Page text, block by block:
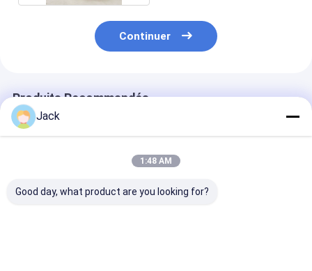
Continuer
Produits Recommandés
Jack
1:48 AM
Good day, what product are you looking for?